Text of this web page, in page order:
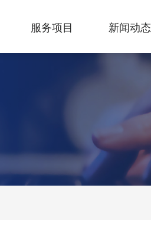
服务项目 新闻动态